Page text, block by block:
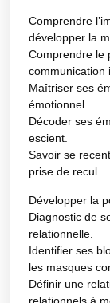
Comprendre
développer la
Comprendre le
communication
Maîtriser ses
émotionnel.
Décoder ses
escient.
Savoir se
prise de recul.
Développer la
Diagnostic de
relationnelle.
Identifier ses
les masques
Définir une